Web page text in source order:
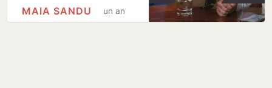
un an
MAIA SANDU